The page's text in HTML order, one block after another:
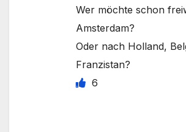
Wer möchte schon
Amsterdam?
Oder nach Holland,
Franzistan?
6